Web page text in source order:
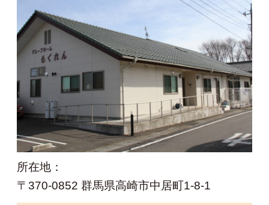
所在地：
〒370-0852 群馬県高崎市中居町1-8-1